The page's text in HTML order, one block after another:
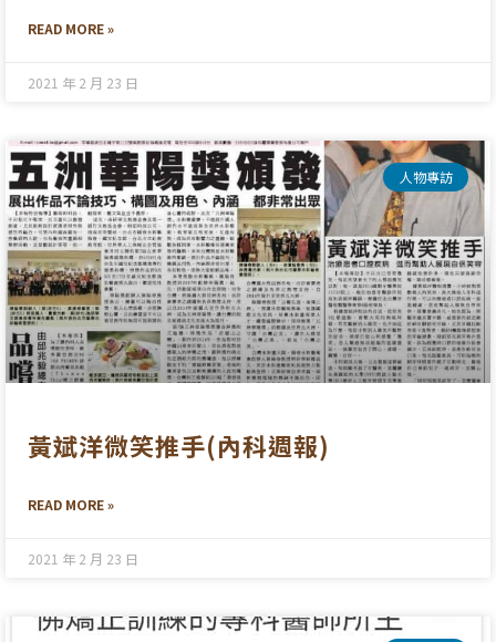
READ MORE »
2021 年 2 月 23 日
人物專訪
黃斌洋微笑推手(內科週報)
READ MORE »
2021 年 2 月 23 日